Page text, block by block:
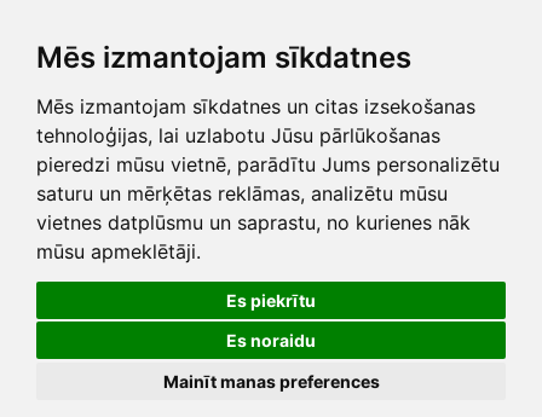
Mēs izmantojam sīkdatnes
Mēs izmantojam sīkdatnes un citas izsekošanas
tehnoloģijas, lai uzlabotu Jūsu pārlūkošanas
pieredzi mūsu vietnē, parādītu Jums personalizētu
saturu un mērķētas reklāmas, analizētu mūsu
vietnes datplūsmu un saprastu, no kurienes nāk
mūsu apmeklētāji.
Es piekrītu
Es noraidu
Mainīt manas preferences